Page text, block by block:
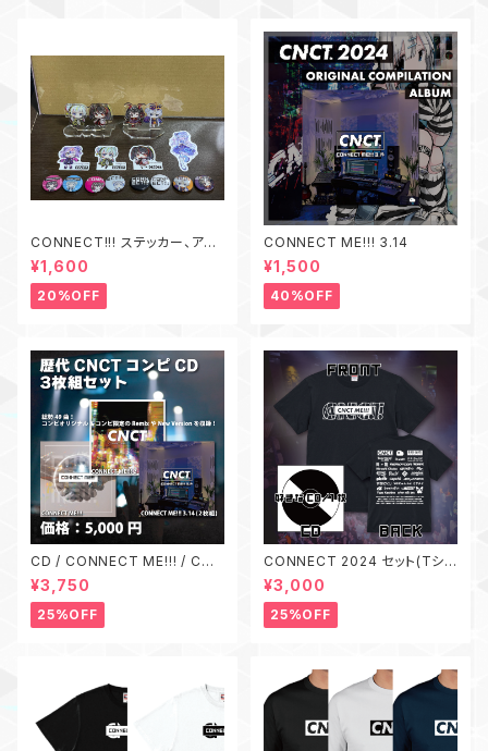
CONNECT!!! ステッカー、アク
リルスタンド、缶バッジ セット
¥1,600
20%OFF
CONNECT ME!!! 3.14
¥1,500
40%OFF
CD / CONNECT ME!!! / CON
NECT ME!!! 2 / CONNECT
ME!!! 3.14（3枚セット）
¥3,750
25%OFF
CONNECT 2024 セット(Tシャ
ツ + CD)
¥3,000
25%OFF